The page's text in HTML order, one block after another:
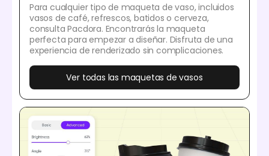
Para cualquier tipo de maqueta de vaso, incluidos
vasos de café, refrescos, batidos o cerveza,
consulta Pacdora. Encontrarás la maqueta
perfecta para empezar a diseñar. Disfruta de una
experiencia de renderizado sin complicaciones.
Ver todas las maquetas de vasos